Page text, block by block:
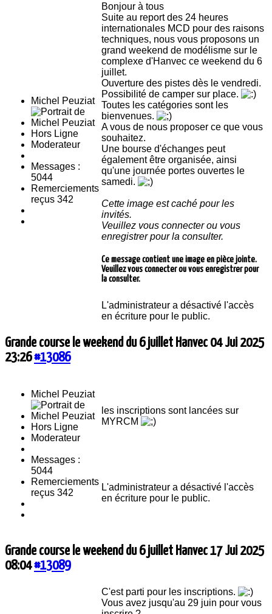
Michel Peuziat
Hors Ligne
Moderateur
Messages :
5044
Remerciements
reçus 342
Bonjour à tous
Suite au report des 24 heures
internationales MCD pour des raisons
techniques, nous vous proposons un
grand weekend de modélisme sur le
complexe d'Hanvec ce weekend du 6
juillet.
Ouverture des pistes dès le vendredi.
Possibilité de camper sur place.
Toutes les catégories sont les
bienvenues.
A vous de nous proposer ce que vous
souhaitez.
Une bourse d'échanges peut
également être organisée, ainsi
qu'une journée portes ouvertes le
samedi.
Cette image est caché pour les
invités.
Veuillez vous connecter ou vous
enregistrer pour la consulter.
Ce message contient une image en pièce jointe.
Veuillez vous connecter ou vous enregistrer pour
la consulter.
L'administrateur a désactivé l'accès
en écriture pour le public.
Grande course le weekend du 6 juillet Hanvec 04 Jui 2025
23:26#13086
Michel Peuziat
Hors Ligne
Moderateur
Messages :
5044
Remerciements
reçus 342
les inscriptions sont lancées sur
MYRCM
L'administrateur a désactivé l'accès
en écriture pour le public.
Grande course le weekend du 6 juillet Hanvec17 Jui 2025
08:04#13089
C'est parti pour les inscriptions.
Vous avez jusqu'au 29 juin pour vous